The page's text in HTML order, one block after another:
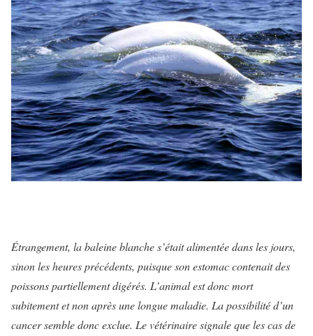
Étrangement, la baleine blanche s’était alimentée dans les jours,
si­non les heures précédents, puisque son estomac contenait des
poissons partiellement digérés. L’animal est donc mort
subitement et non après une longue maladie. La possibilité d’un
cancer semble donc exclue. Le vétérinaire signale que les cas de